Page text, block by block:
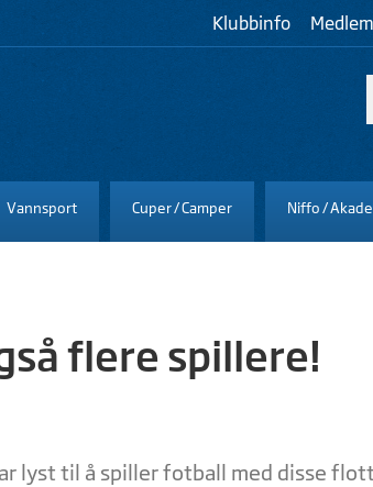
Klubbinfo
Vannsport Cuper / Camper Niffo /
flere spillere!
lyst til å spiller fotball med disse